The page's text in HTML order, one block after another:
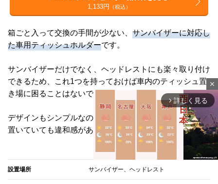
1,133円 （税込）
箱ごと入って交換の手間が少ない、 サンバイザーに対応し
た車用ティッシュホルダーです。
サンバイザーだけでなく、ヘッドレストにも楽々取り付け
できるため、これ1つを持っておけば車内のティッシュ置
き場に困ることはないでしょう。
デザインもシンプルなので、後部座席やダッシュボードに
置いていても違和感がありません。
設置場所 サンバイザー、ヘッドレスト
close
arrow_forward_ios 詳しく見る